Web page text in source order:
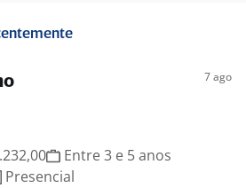
7 ago
Entre 3 e 5 anos
Presencial